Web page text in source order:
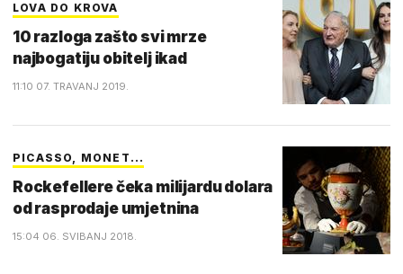
LOVA DO KROVA
10 razloga zašto svi mrze
najbogatiju obitelj ikad
11:10 07. TRAVANJ 2019.
PICASSO, MONET...
Rockefellere čeka milijardu dolara
od rasprodaje umjetnina
15:04 06. SVIBANJ 2018.